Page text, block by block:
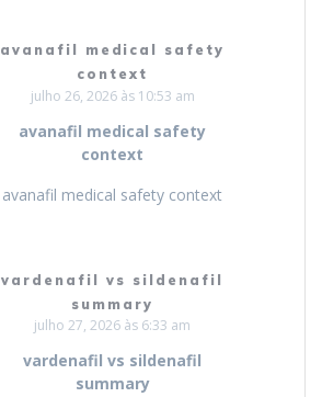
avanafil medical safety
context
julho 26, 2026 às 10:53 am
avanafil medical safety
context
avanafil medical safety context
vardenafil vs sildenafil
summary
julho 27, 2026 às 6:33 am
vardenafil vs sildenafil
summary